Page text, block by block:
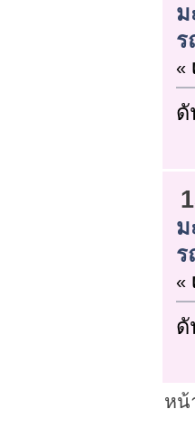
ม
ร
«
ดั
ม
ร
«
ดั
หน้